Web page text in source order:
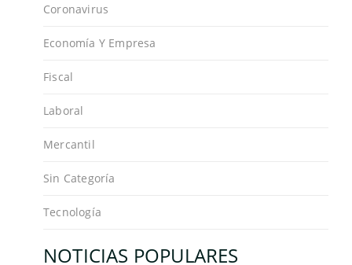
Coronavirus
Economía Y Empresa
Fiscal
Laboral
Mercantil
Sin Categoría
Tecnología
NOTICIAS POPULARES